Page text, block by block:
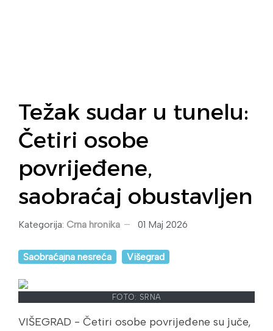
Težak sudar u tunelu:
Četiri osobe
povrijeđene,
saobraćaj obustavljen
Kategorija: Crna hronika 01 Maj 2026
Saobraćajna nesreća Višegrad
FOTO: SRNA
VIŠEGRAD - Četiri osobe povrijeđene su juče,